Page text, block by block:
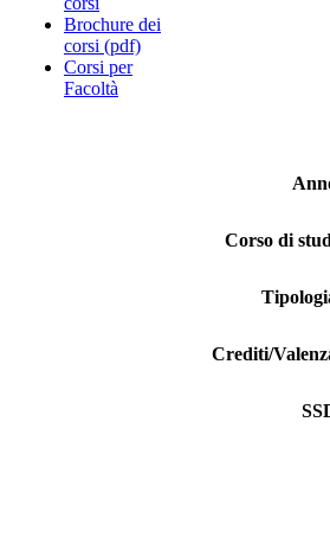
Brochure dei
corsi (pdf)
Corsi per
Facoltà
Corso di
Crediti/